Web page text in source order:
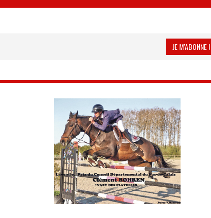
JE M’ABONNE !